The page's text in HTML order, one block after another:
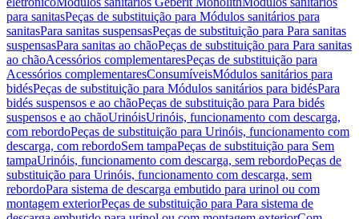
para sanitasPeças de substituição para Módulos sanitários para
sanitasPara sanitas suspensasPeças de substituição para Para sanitas
suspensasPara sanitas ao chãoPeças de substituição para Para sanitas
ao chãoAcessórios complementaresPeças de substituição para
Acessórios complementaresConsumíveisMódulos sanitários para
bidésPeças de substituição para Módulos sanitários para bidésPara
bidés suspensos e ao chãoPeças de substituição para Para bidés
suspensos e ao chãoUrinóisUrinóis, funcionamento com descarga,
com rebordoPeças de substituição para Urinóis, funcionamento com
descarga, com rebordoSem tampaPeças de substituição para Sem
tampaUrinóis, funcionamento com descarga, sem rebordoPeças de
substituição para Urinóis, funcionamento com descarga, sem
rebordoPara sistema de descarga embutido para urinol ou com
montagem exteriorPeças de substituição para Para sistema de